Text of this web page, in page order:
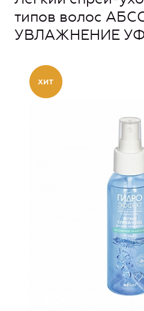
типов волос
УВЛАЖНЕНИЕ